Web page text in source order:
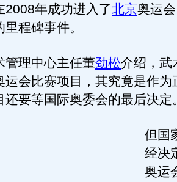
2008年成功进入了北京奥运
程碑事件。
理中心主任董劲松介绍，武
运会比赛项目，其究竟是作为
还要等国际奥委会的最后决定
但国
经决
奥运